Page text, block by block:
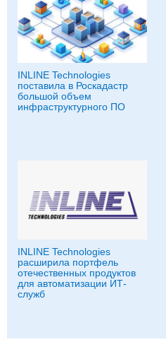
INLINE Technologies
поставила в Роскадастр
большой объем
инфраструктурного ПО
INLINE Technologies
расширила портфель
отечественных продуктов
для автоматизации ИТ-
служб